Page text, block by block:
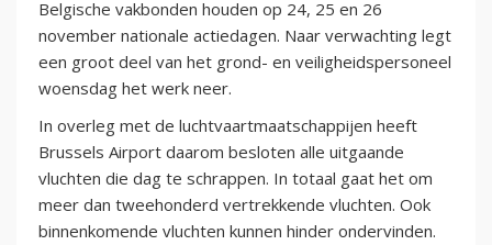
Belgische vakbonden houden op 24, 25 en 26
november nationale actiedagen. Naar verwachting legt
een groot deel van het grond- en veiligheidspersoneel
woensdag het werk neer.
In overleg met de luchtvaartmaatschappijen heeft
Brussels Airport daarom besloten alle uitgaande
vluchten die dag te schrappen. In totaal gaat het om
meer dan tweehonderd vertrekkende vluchten. Ook
binnenkomende vluchten kunnen hinder ondervinden.